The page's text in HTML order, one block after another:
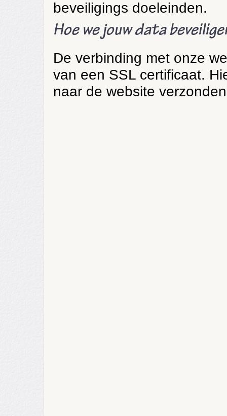
beveiligings doeleinden.
Hoe we jouw data
De verbinding met onze
van een SSL certificaat.
naar de website